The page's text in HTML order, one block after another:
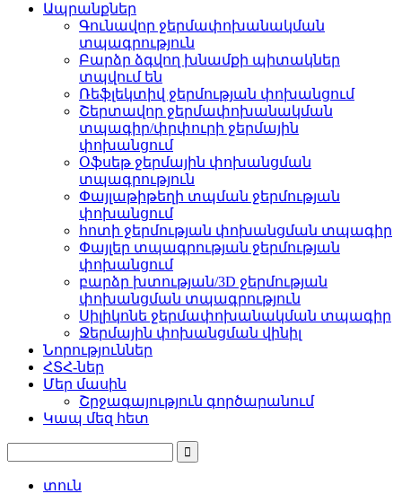
Ապրանքներ
Գունավոր ջերմափոխանակման
տպագրություն
Բարձր ձգվող խնամքի պիտակներ
տպվում են
Ռեֆլեկտիվ ջերմության փոխանցում
Շերտավոր ջերմափոխանակման
տպագիր/փրփուրի ջերմային
փոխանցում
Օֆսեթ ջերմային փոխանցման
տպագրություն
Փայլաթիթեղի տպման ջերմության
փոխանցում
հոտի ջերմության փոխանցման տպագիր
Փայլեր տպագրության ջերմության
փոխանցում
բարձր խտության/3D ջերմության
փոխանցման տպագրություն
Սիլիկոնե ջերմափոխանակման տպագիր
Ջերմային փոխանցման վինիլ
Նորություններ
ՀՏՀ-ներ
Մեր մասին
Շրջագայություն գործարանում
Կապ մեզ հետ
տուն